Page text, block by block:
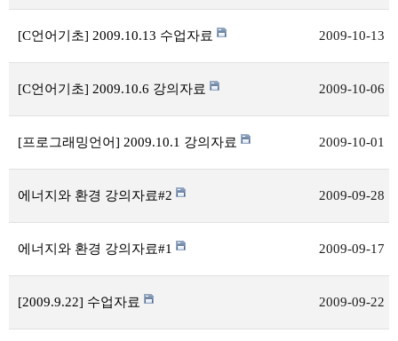
[C언어기초] 2009.10.13 수업자료 2009-10-13
[C언어기초] 2009.10.6 강의자료 2009-10-06
[프로그래밍언어] 2009.10.1 강의자료 2009-10-01
에너지와 환경 강의자료#2 2009-09-28
에너지와 환경 강의자료#1 2009-09-17
[2009.9.22] 수업자료 2009-09-22